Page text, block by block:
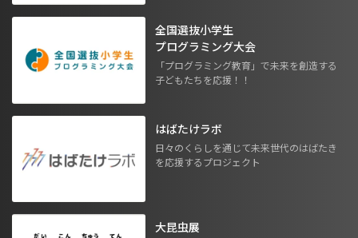
全国選抜小学生
プログラミング大会
「プログラミング教育」で未来を創造する
子どもたちを応援！！
はばたけラボ
日々のくらしを通じて未来世代のはばたき
を応援するプロジェクト
大昆虫展